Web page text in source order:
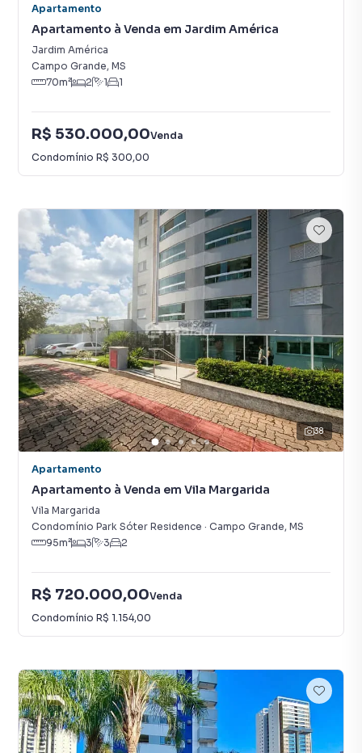
Apartamento
Apartamento à Venda em Jardim América
Jardim América
Campo Grande, MS
70m² 2 1 1
R$ 530.000,00Venda
Condomínio R$ 300,00
38
Apartamento
Apartamento à Venda em Vila Margarida
Vila Margarida
Condomínio Park Sóter Residence · Campo Grande, MS
95m² 3 3 2
R$ 720.000,00Venda
Condomínio R$ 1.154,00